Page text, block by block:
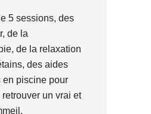
5 sessions, des
de la
de la relaxation
des aides
en piscine pour
un vrai et